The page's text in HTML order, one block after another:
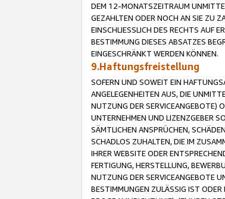
DEM 12-MONATSZEITRAUM
GEZAHLTEN ODER NOCH AN SIE ZU
EINSCHLIESSLICH DES RECHTS AUF
BESTIMMUNG DIESES ABSATZES
EINGESCHRÄNKT WERDEN KÖNNEN.
9.Haftungsfreistellung
SOFERN UND SOWEIT EIN
ANGELEGENHEITEN AUS, DIE
NUTZUNG DER SERVICEANGEBOTE)
UNTERNEHMEN UND LIZENZGEBER
SÄMTLICHEN ANSPRÜCHEN,
SCHADLOS ZUHALTEN, DIE IM
IHRER WEBSITE ODER
FERTIGUNG, HERSTELLUNG,
NUTZUNG DER SERVICEANGEBOTE
BESTIMMUNGEN ZULÄSSIG IST ODER